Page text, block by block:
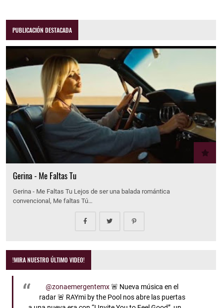
PUBLICACIÓN DESTACADA
Gerina - Me Faltas Tu
Gerina - Me Faltas Tu Lejos de ser una balada romántica
convencional, Me faltas Tú…
!MIRA NUESTRO ÚLTIMO VIDEO!
@zonaemergentemx🚨 Nueva música en el
radar 🚨 RAYmi by the Pool nos abre las puertas